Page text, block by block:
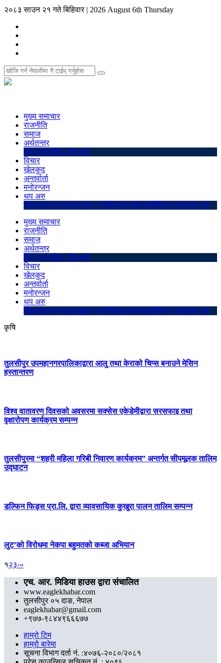
२०८३ साउन २१ गते बिहिवार | 2026 August 6th Thursday
मुख्य समाचार
राजनीति
समाज
अर्थतन्त्र
शेयर बजारबैंक–वित्तअटो
विचार
खेलकुद
अन्तर्वार्ता
मनोरन्जन
थप अरु
शिक्षास्वास्थ्यप्रवाससुचना प्रविधिपत्रपत्रिकाबिचित्र संसारब्लो अप
मुख्य समाचार
राजनीति
समाज
अर्थतन्त्र
शेयर बजारबैंक–वित्तअटो
विचार
खेलकुद
अन्तर्वार्ता
मनोरन्जन
थप अरु
शिक्षास्वास्थ्यप्रवाससुचना प्रविधिपत्रपत्रिकाबिचित्र संसारब्लो अप
कृषि
तुलसीपुर उपमहानगरपालिकाद्वारा आलु तथा केराको चिप्स बनाउने मेसिन
हस्तान्तरण
विश्व वातावरण दिवसको अवसरमा सक्सेस एकेडेमीद्वारा सरसफाइ तथा
वृक्षारोपण कार्यक्रम सम्पन्न
तुलसीपुरमा “शहरी महिला गरिबी निवारण कार्यक्रम” अन्तर्गत सीपमूलक तालिम
उद्घाटन
डल्फिन फिड्स प्रा.लि. द्वारा व्यावसायिक कुखुरा पालन तालिम सम्पन्न
लुट’को विरोधमा नेकपा बहुमतको कब्जा अभियान
१२३›»
एच. आर. मिडिया हाउस द्वारा संचालित
www.eaglekhabar.com
तुलसीपुर ०५ दाङ, नेपाल
eaglekhabar@gmail.com
+९७७-९८४४९६६६७७
हाम्रो टिम
हाम्रो बारेमा
सूचना विभाग दर्ता नं. :४०७६-२०८०/२०८१